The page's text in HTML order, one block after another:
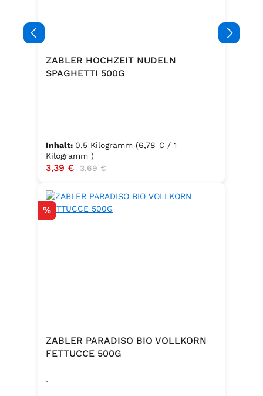
ZABLER HOCHZEIT NUDELN
SPAGHETTI 500G
Inhalt: 0.5 Kilogramm (6,78 € / 1
Kilogramm )
Verkaufspreis:
3,39 € Regulärer Preis:
3,69 €
Rabatt
%
ZABLER PARADISO BIO VOLLKORN
FETTUCCE 500G
.